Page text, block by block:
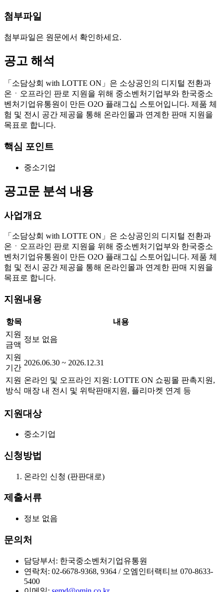
첨부파일
첨부파일은 원문에서 확인하세요.
공고 해석
「소담상회 with LOTTE ON」은 소상공인의 디지털 전환과
온ㆍ오프라인 판로 지원을 위해 중소벤처기업부와 한국중소
벤처기업유통원이 만든 O2O 플래그십 스토어입니다. 제품 체
험 및 전시 공간 제공을 통해 온라인몰과 연계한 판매 지원을
목표로 합니다.
핵심 포인트
중소기업
공고문 분석 내용
사업개요
「소담상회 with LOTTE ON」은 소상공인의 디지털 전환과
온ㆍ오프라인 판로 지원을 위해 중소벤처기업부와 한국중소
벤처기업유통원이 만든 O2O 플래그십 스토어입니다. 제품 체
험 및 전시 공간 제공을 통해 온라인몰과 연계한 판매 지원을
목표로 합니다.
지원내용
항목
내용
지원
금액
정보 없음
지원
기간
2026.06.30 ~ 2026.12.31
지원
방식
온라인 및 오프라인 지원: LOTTE ON 쇼핑몰 판촉지원,
매장 내 전시 및 위탁판매지원, 플리마켓 연계 등
지원대상
중소기업
신청방법
온라인 신청 (판판대로)
제출서류
정보 없음
문의처
담당부서: 한국중소벤처기업유통원
연락처: 02-6678-9368, 9364 / 오엠인터랙티브 070-8633-
5400